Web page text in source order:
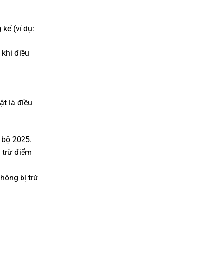
(ví dụ:
điều
là điều
2025.
trừ điểm
bị trừ